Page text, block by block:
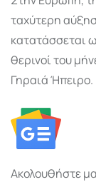
ταχύτερη
κατατάσσεται
θερινοί του
Γηραιά Ήπειρο.
Ακολουθήστε